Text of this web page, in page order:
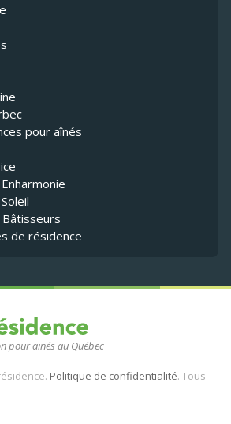
pour ainés au Québec
Politique de confidentialité. Tous
pour aînés
de résidence